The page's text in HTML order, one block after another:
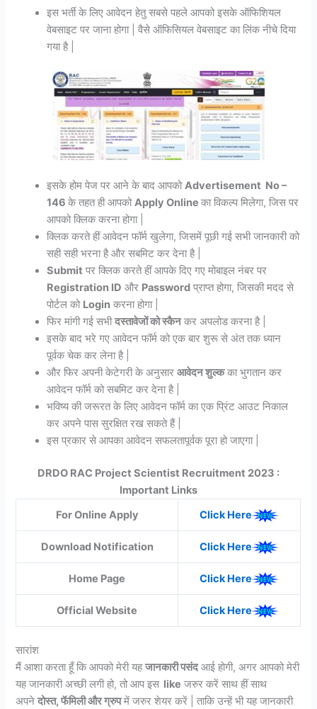
इस भर्ती के लिए आवेदन हेतु सबसे पहले आपको इसके ऑफिशियल
वेबसाइट पर जाना होगा | वैसे ऑफिसियल वेबसाइट का लिंक नीचे दिया
गया है |
इसके होम पेज पर आने के बाद आपकोAdvertisement No –
146के तहत ही आपकोApply Onlineका विकल्प मिलेगा, जिस पर
आपको क्लिक करना होगा |
क्लिक करते हीं आवेदन फॉर्म खुलेगा, जिसमें पूछी गई सभी जानकारी को
सही सही भरना है और सबमिट कर देना है |
Submit पर क्लिक करते हीं आपके दिए गए मोबाइल नंबर पर
Registration ID और Password प्राप्त होगा, जिसकी मदद से
पोर्टल को Login करना होगा |
फिर मांगी गई सभीदस्तावेजों को स्कैनकर अपलोड करना है |
इसके बाद भरे गए आवेदन फॉर्म को एक बार शुरू से अंत तक ध्यान
पूर्वक चेक कर लेना है |
और फिर अपनी केटेगरी के अनुसारआवेदन शुल्कका भुगतान कर
आवेदन फॉर्म को सबमिट कर देना है |
भविष्य की जरूरत के लिए आवेदन फॉर्म का एक प्रिंट आउट निकाल
कर अपने पास सुरक्षित रख सकते हैं |
इस प्रकार से आपका आवेदन सफलतापूर्वक पूरा हो जाएगा |
DRDO RAC Project Scientist Recruitment 2023 :
Important Links
For Online Apply
Click Here
Download Notification Click Here
Home Page Click Here
Official Website Click Here
सारांश
मैं आशा करता हूँ कि आपको मेरी यहजानकारी पसंदआई होगी, अगर आपको मेरी
यह जानकारी अच्छी लगी हो, तो आप इस like जरुर करें साथ हीं साथ
अपनेदोस्त, फॅमिली और ग्रुपमें जरुर शेयर करें | ताकि उन्हें भी यह जानकारी